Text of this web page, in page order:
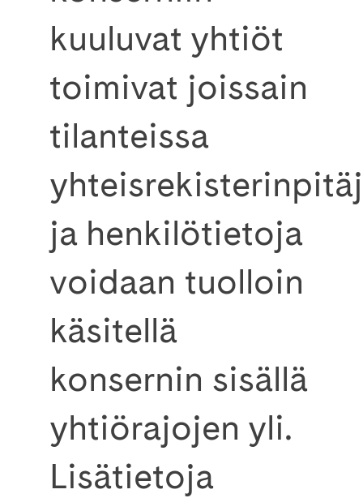
kuuluvat yhtiöt
toimivat joissain
tilanteissa
ja henkilötietoja
voidaan tuolloin
käsitellä
konsernin sisällä
yhtiörajojen yli.
Lisätietoja